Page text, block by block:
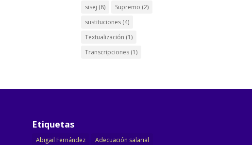
sisej (8) Supremo (2)
sustituciones (4)
Textualización (1)
Transcripciones (1)
Etiquetas
Abigail Fernández
Adecuación salarial